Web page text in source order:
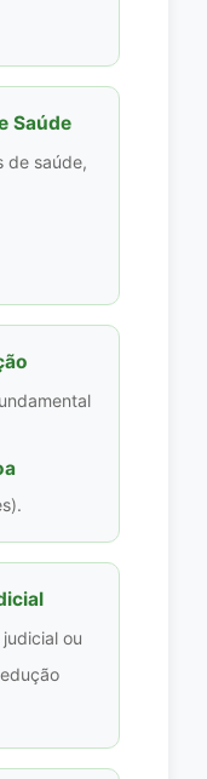
Saúde
de saúde,
ou